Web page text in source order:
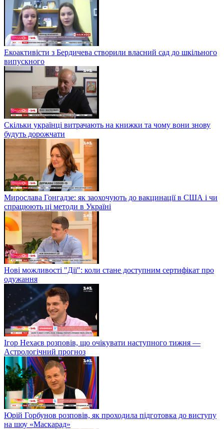
Екоактивісти з Бердичева створили власний сад до шкільного
випускного
Скільки українці витрачають на книжки та чому вони знову
будуть дорожчати
Мирослава Гонгадзе: як заохочують до вакцинації в США і чи
спрацюють ці методи в Україні
Нові можливості "Дії": коли стане доступним сертифікат про
одужання
Ігор Нехаєв розповів, що очікувати наступного тижня —
Астрологічний прогноз
Юрій Горбунов розповів, як проходила підготовка до виступу
на шоу «Маскарад»